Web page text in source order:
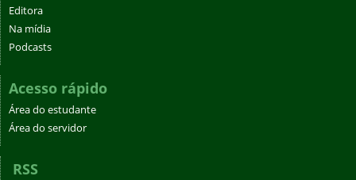
Editora
Na mídia
Podcasts
Acesso rápido
Área do estudante
Área do servidor
RSS